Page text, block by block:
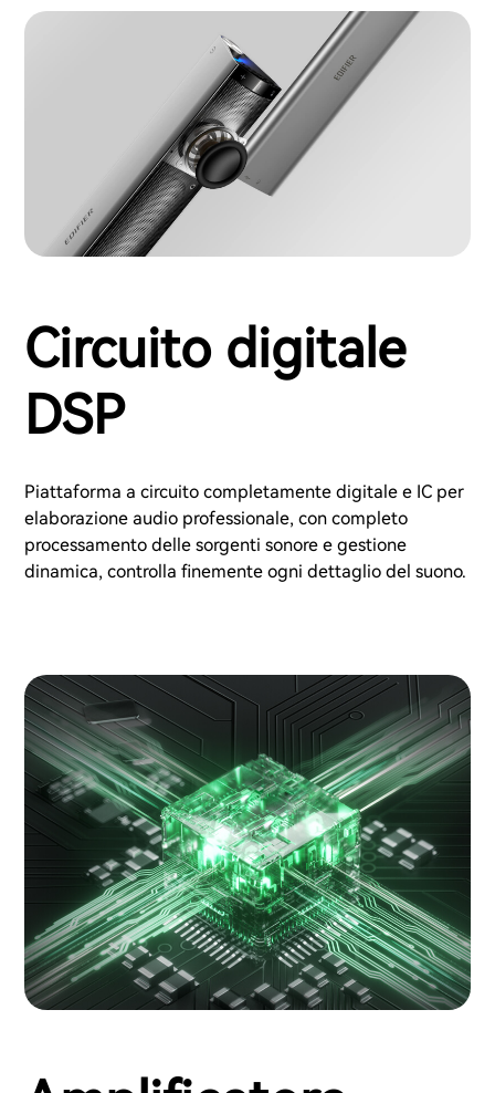
Circuito digitale
DSP
Piattaforma a circuito completamente digitale e IC per
elaborazione audio professionale, con completo
processamento delle sorgenti sonore e gestione
dinamica, controlla finemente ogni dettaglio del suono.